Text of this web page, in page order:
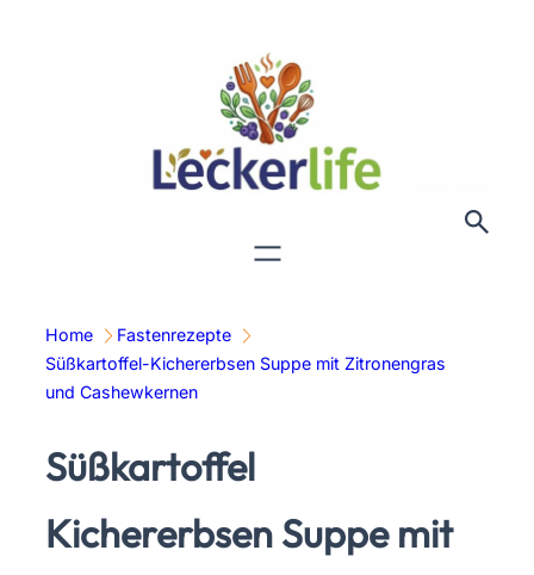
Home
Fastenrezepte
Süßkartoffel-Kichererbsen Suppe mit Zitronengras
und Cashewkernen
Süßkartoffel
Kichererbsen Suppe mit